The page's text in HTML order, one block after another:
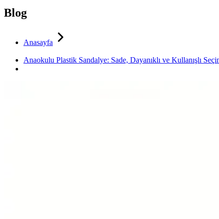
Blog
Anasayfa
Anaokulu Plastik Sandalye: Sade, Dayanıklı ve Kullanışlı